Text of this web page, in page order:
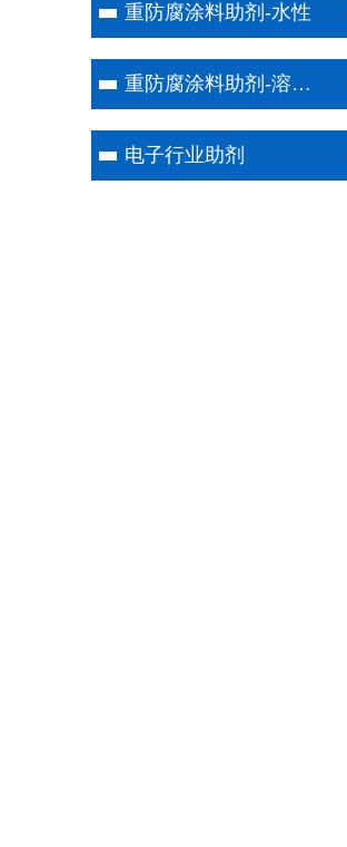
重防腐涂料助剂-水性
重防腐涂料助剂-溶剂型
电子行业助剂